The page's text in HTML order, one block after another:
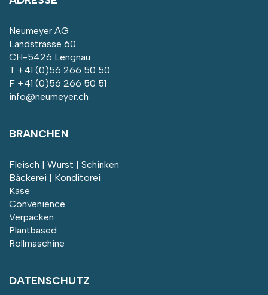
Neumeyer AG
Landstrasse 60
CH-5426 Lengnau
T +41 (0)56 266 50 50
F +41 (0)56 266 50 51
info@neumeyer.ch
BRANCHEN
Fleisch | Wurst | Schinken
Bäckerei | Konditorei
Käse
Convenience
Verpacken
Plantbased
Rollmaschine
DATENSCHUTZ